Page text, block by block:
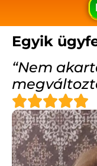
Egyik
“Nem